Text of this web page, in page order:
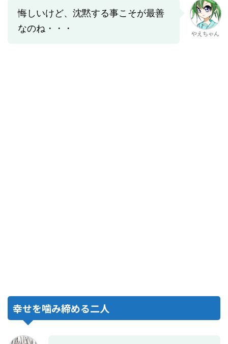
悔しいけど、沈黙する事こそが最善
なのね・・・
やえちゃん
幸せを噛み締める二人